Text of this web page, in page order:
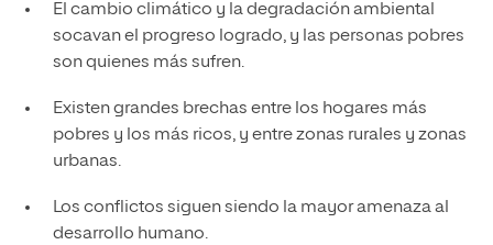
El cambio climático y la degradación ambiental
socavan el progreso logrado, y las personas pobres
son quienes más sufren.
Existen grandes brechas entre los hogares más
pobres y los más ricos, y entre zonas rurales y zonas
urbanas.
Los conflictos siguen siendo la mayor amenaza al
desarrollo humano.